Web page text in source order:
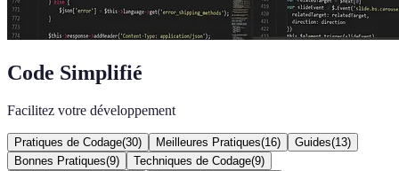
Code Simplifié
Facilitez votre développement
Pratiques de Codage(30) Meilleures Pratiques(16) Guides(13)
Bonnes Pratiques(9) Techniques de Codage(9)